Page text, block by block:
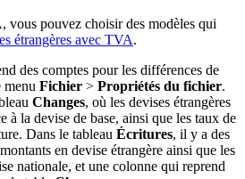
vous pouvez choisir des modèles qui
étrangères avec TVA.
des comptes pour les différences de
menu Fichier > Propriétés du fichier.
Changes, où les devises étrangères
à la devise de base, ainsi que les taux de
Dans le tableau Écritures, il y a des
en devise étrangère ainsi que les
nationale, et une colonne qui reprend